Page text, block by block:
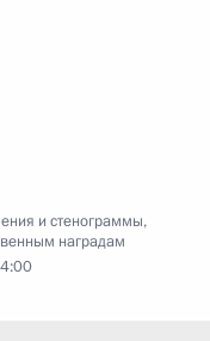
и стенограммы,
наградам